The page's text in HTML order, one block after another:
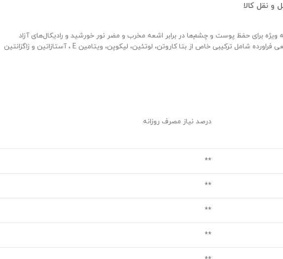
و نقل کالا
برای حفظ پوست و چشم‌ها در برابر اشعه مخرب و مضر نور خورشید و رادیکال‌های آزاد
مصرف می‌شود. همچنین در برنزه شدن سریع پوست و ماندگاری برنزه شدگی پوست توسط نور خورشید تاثیر بسزایی دارد. مواد طبیعی فراورده شامل ترکیبی خاص از بتا کاروتن، لوتئین، لیکوپن، ویتامین E ، آستازاتین و زاگزانتین
درصد نیاز مصرف روزانه
**
**
**
**